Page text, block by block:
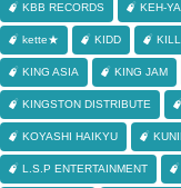
KBB RECORDS KEH-YA
kette★ KIDD
KING ASIA KING JAM
KINGSTON DISTRIBUTE
KOYASHI HAIKYU
L.S.P ENTERTAINMENT